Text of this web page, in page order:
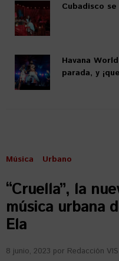
Cubadisco
Havana
parada, y
Música Urbano
“Cruella”, la
música urbana
Ela
8 junio, 2023 por Redacción